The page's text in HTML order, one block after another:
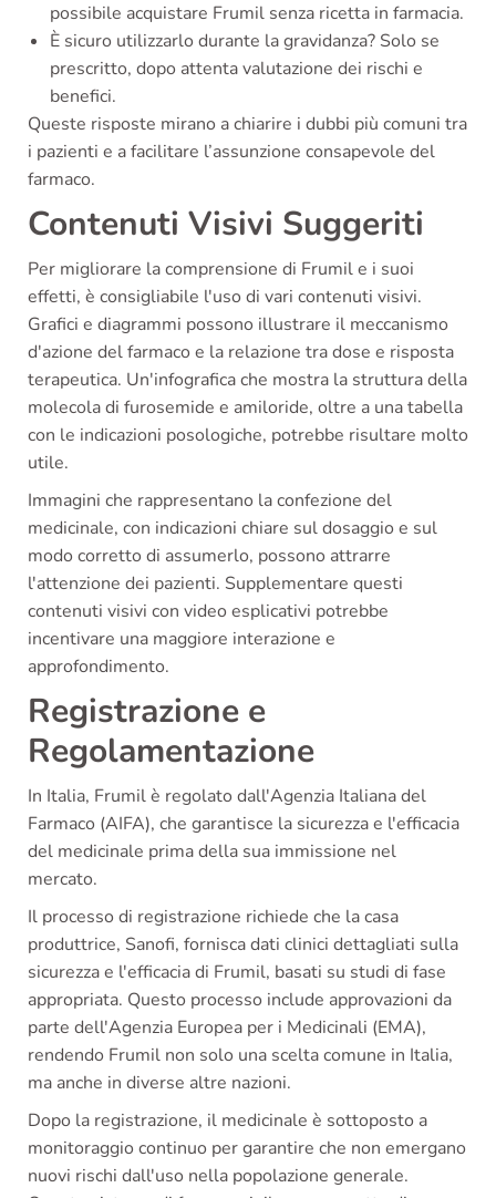
possibile acquistare Frumil senza ricetta in farmacia.
È sicuro utilizzarlo durante la gravidanza? Solo se
prescritto, dopo attenta valutazione dei rischi e
benefici.
Queste risposte mirano a chiarire i dubbi più comuni tra
i pazienti e a facilitare l’assunzione consapevole del
farmaco.
Contenuti Visivi Suggeriti
Per migliorare la comprensione di Frumil e i suoi
effetti, è consigliabile l'uso di vari contenuti visivi.
Grafici e diagrammi possono illustrare il meccanismo
d'azione del farmaco e la relazione tra dose e risposta
terapeutica. Un'infografica che mostra la struttura della
molecola di furosemide e amiloride, oltre a una tabella
con le indicazioni posologiche, potrebbe risultare molto
utile.
Immagini che rappresentano la confezione del
medicinale, con indicazioni chiare sul dosaggio e sul
modo corretto di assumerlo, possono attrarre
l'attenzione dei pazienti. Supplementare questi
contenuti visivi con video esplicativi potrebbe
incentivare una maggiore interazione e
approfondimento.
Registrazione e
Regolamentazione
In Italia, Frumil è regolato dall'Agenzia Italiana del
Farmaco (AIFA), che garantisce la sicurezza e l'efficacia
del medicinale prima della sua immissione nel
mercato.
Il processo di registrazione richiede che la casa
produttrice, Sanofi, fornisca dati clinici dettagliati sulla
sicurezza e l'efficacia di Frumil, basati su studi di fase
appropriata. Questo processo include approvazioni da
parte dell'Agenzia Europea per i Medicinali (EMA),
rendendo Frumil non solo una scelta comune in Italia,
ma anche in diverse altre nazioni.
Dopo la registrazione, il medicinale è sottoposto a
monitoraggio continuo per garantire che non emergano
nuovi rischi dall'uso nella popolazione generale.